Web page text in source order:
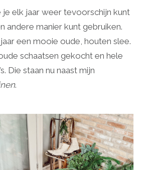
je elk jaar weer tevoorschijn kunt
andere manier kunt gebruiken.
een mooie oude, houten slee.
schaatsen gekocht en hele
Die staan nu naast mijn
.